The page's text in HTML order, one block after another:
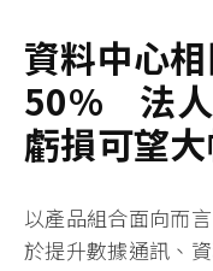
資料中心
50% 法
虧損可望
以產品組合面向而
於提升數據通訊、